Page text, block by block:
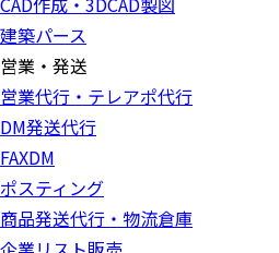
建築パース
営業・発送
営業代行・テレアポ代行
DM発送代行
FAXDM
ポスティング
商品発送代行・物流倉庫